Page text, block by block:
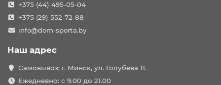
+375 (44) 495-05-04
+375 (29) 552-72-88
info@dom-sporta.by
Наш адрес
Самовывоз: г. Минск, ул. Голубева 11.
Ежедневно: с 9.00 до 21.00